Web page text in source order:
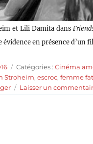
et Lili Damita dans
évidence en présence d’un
Catégories
Catégories :Cinéma
Stroheim,escroc,femme
Laisser un